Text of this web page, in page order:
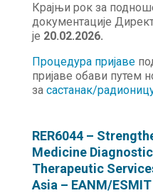
Крајњи рок за
документације
је 20.02.2026.
Процедура пријаве
пријаве обави путем
за састанак/
RER6044 –
Medicine
Therapeutic
Asia – EANM/